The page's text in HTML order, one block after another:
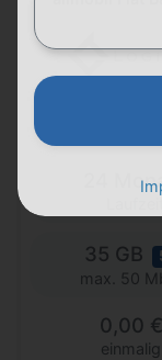
24
35 GB
max. 50
0,00 €
einmalig